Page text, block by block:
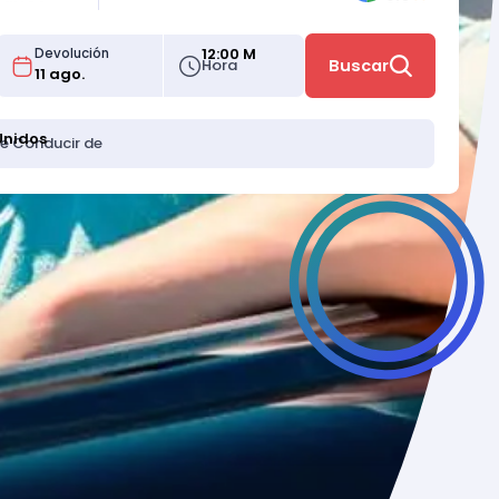
Devolución
Hora
12:00 M
Buscar
Conducir de